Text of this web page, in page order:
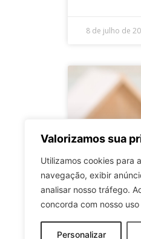
Valorizamos sua
Utilizamos cookies para
navegação, exibir
analisar nosso tráfego.
concorda com nosso
Personalizar
8 de julho de